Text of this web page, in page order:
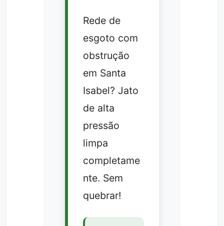
Rede de
esgoto com
obstrução
em Santa
Isabel? Jato
de alta
pressão
limpa
completame
nte. Sem
quebrar!